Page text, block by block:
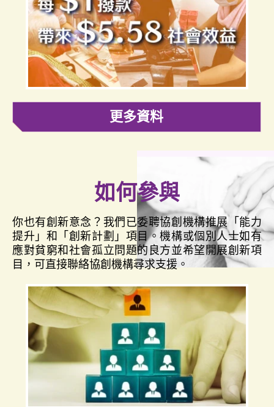
更多資料
如何參與
你也有創新意念？我們已委聘協創機構推展「能力
提升」和「創新計劃」項目。機構或個別人士如有
應對貧窮和社會孤立問題的良方並希望開展創新項
目，可直接聯絡協創機構尋求支援。